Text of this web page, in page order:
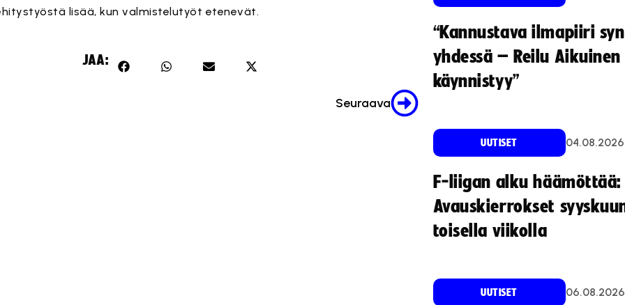
lisää, kun valmistelutyöt etenevät.
JAA:
Seuraava
“Kannustava ilmapiiri
yhdessä – Reilu
käynnistyy”
UUTISET 04.08.2026
F-liigan alku häämöttää:
Avauskierrokset
toisella viikolla
UUTISET 06.08.2026